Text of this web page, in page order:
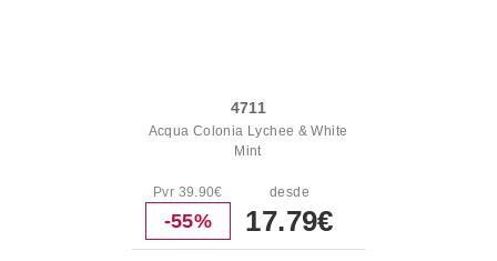
4711
Acqua Colonia Lychee & White
Mint
Pvr 39.90€
-55%
desde
17.79€